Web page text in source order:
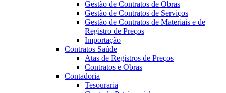
Gestão de Contratos de Obras
Gestão de Contratos de Serviços
Gestão de Contratos de Materiais e de
Registro de Preços
Importação
Contratos Saúde
Atas de Registros de Preços
Contratos e Obras
Contadoria
Tesouraria